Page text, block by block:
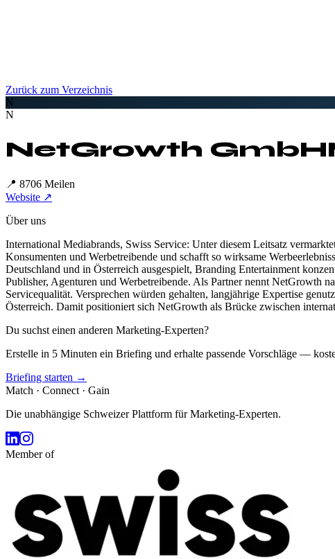
Zurück zum Verzeichnis
N
N
NetGrowth GmbH
📍 8706 Meilen
Website ↗
Über uns
International Mediabrands, Swiss Service: Unter diesem Leitsatz
Konsumenten und Werbetreibende und schafft so wirksame
Deutschland und in Österreich ausgespielt, Branding Entertainment
Publisher, Agenturen und Werbetreibende. Als Partner nennt NetGrowth
Servicequalität. Versprechen würden gehalten, langjährige Expertise
Österreich. Damit positioniert sich NetGrowth als Brücke zwischen
Du suchst einen anderen Marketing-Experten?
Erstelle in 5 Minuten ein Briefing und erhalte passende Vorschläge —
Briefing starten →
Match · Connect · Gain
Die unabhängige Schweizer Plattform für Marketing-Experten.
Member of